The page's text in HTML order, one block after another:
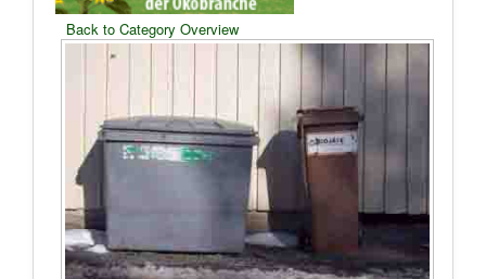
Back to Category Overview